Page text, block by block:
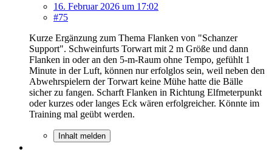
16. Februar 2026 um 17:02
#75
Kurze Ergänzung zum Thema Flanken von "Schanzer
Support". Schweinfurts Torwart mit 2 m Größe und dann
Flanken in oder an den 5-m-Raum ohne Tempo, gefühlt 1
Minute in der Luft, können nur erfolglos sein, weil neben den
Abwehrspielern der Torwart keine Mühe hatte die Bälle
sicher zu fangen. Scharft Flanken in Richtung Elfmeterpunkt
oder kurzes oder langes Eck wären erfolgreicher. Könnte im
Training mal geübt werden.
Inhalt melden